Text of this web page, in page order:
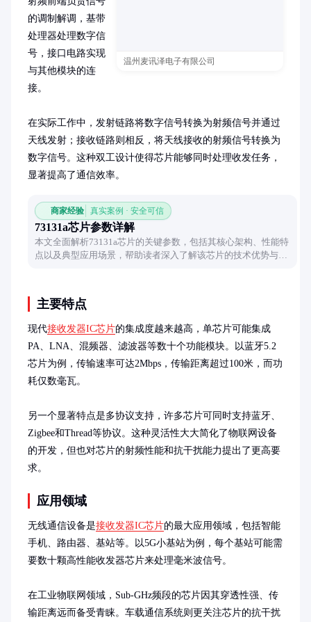
温州麦讯泽电子有限公司
的调制解调，基带
处理器处理数字信
号，接口电路实现
与其他模块的连
接。
在实际工作中，发射链路将数字信号转换为射频信号并通过
天线发射；接收链路则相反，将天线接收的射频信号转换为
数字信号。这种双工设计使得芯片能够同时处理收发任务，
显著提高了通信效率。
商家经验 真实案例 · 安全可信
73131a芯片参数详解
本文全面解析73131a芯片的关键参数，包括其核心架构、性能特
点以及典型应用场景，帮助读者深入了解该芯片的技术优势与适
主要特点
现代接收发器IC芯片的集成度越来越高，单芯片可能集成
PA、LNA、混频器、滤波器等数十个功能模块。以蓝牙5.2
芯片为例，传输速率可达2Mbps，传输距离超过100米，而功
耗仅数毫瓦。
另一个显著特点是多协议支持，许多芯片可同时支持蓝牙、
Zigbee和Thread等协议。这种灵活性大大简化了物联网设备
的开发，但也对芯片的射频性能和抗干扰能力提出了更高要
求。
应用领域
无线通信设备是接收发器IC芯片的最大应用领域，包括智能
手机、路由器、基站等。以5G小基站为例，每个基站可能需
要数十颗高性能收发器芯片来处理毫米波信号。
在工业物联网领域，Sub-GHz频段的芯片因其穿透性强、传
输距离远而备受青睐。车载通信系统则更关注芯片的抗干扰